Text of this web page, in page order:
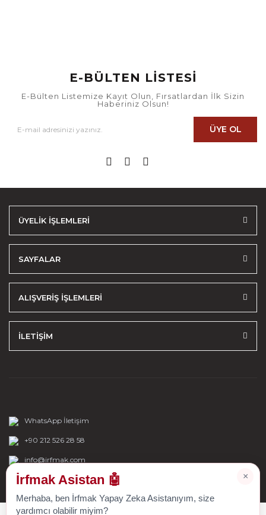
E-BÜLTEN LİSTESİ
E-Bülten Listemize Kayıt Olun, Fırsatlardan İlk Sizin
Haberiniz Olsun!
ÜYE OL
ÜYELİK İŞLEMLERİ
SAYFALAR
ALIŞVERİŞ İŞLEMLERİ
İLETİŞİM
WhatsApp İletişim
+90 212 526 28 58
info@irfmak.com
×
İrfmak Asistan 🤖
Merhaba, ben İrfmak Yapay Zeka Asistanıyım, size
yardımcı olabilir miyim?